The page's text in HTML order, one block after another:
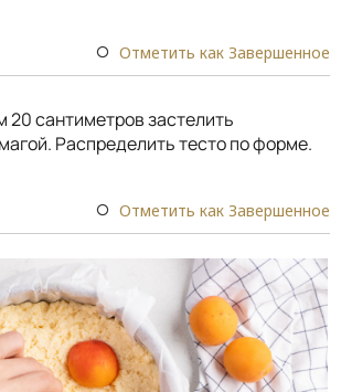
Отметить как Завершенное
сантиметров застелить
Распределить тесто по форме.
Отметить как Завершенное